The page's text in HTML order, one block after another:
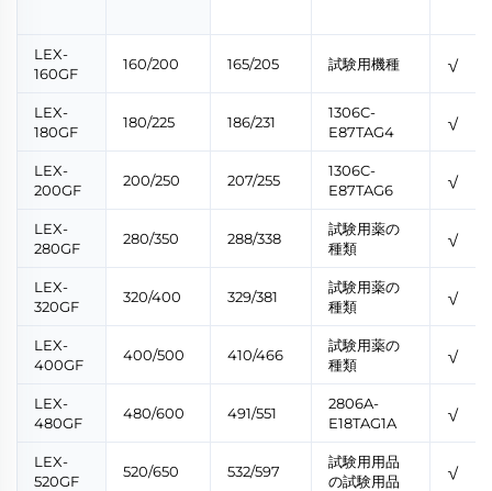
LEX-
160GF
160/200 165/205 試験用機種 √
LEX-
180GF
180/225 186/231
1306C-
E87TAG4
√
LEX-
200GF
200/250 207/255
1306C-
E87TAG6
√
LEX-
280GF
280/350 288/338
試験用薬の
種類
√
LEX-
320GF
320/400 329/381
試験用薬の
種類
√
LEX-
400GF
400/500 410/466
試験用薬の
種類
√
LEX-
480GF
480/600 491/551
2806A-
E18TAG1A
√
LEX-
520GF
520/650 532/597
試験用用品
の試験用品
√